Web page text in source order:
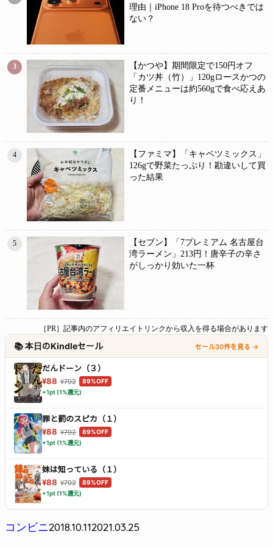
理由｜iPhone 18 Proを待つべきでは
ない？
3
【かつや】期間限定で150円オフ
「カツ丼（竹）」120gロースかつの
定番メニューは約560gで食べ応えあ
り！
4
【ファミマ】「キャベツミックス」
126gで野菜たっぷり！勘違いして買
った結果
5
【セブン】「7プレミアム 名古屋台
湾ラーメン」213円！唐辛子の辛さ
がしっかり効いた一杯
［PR］記事内のアフィリエイトリンクから収入を得る場合があります
📚 本日のKindleセール セール30件を見る →
だんドーン（３）
¥88 ¥792
89%OFF
+1pt (1%還元)
罪と罰のスピカ（１）
¥88 ¥792
89%OFF
+1pt (1%還元)
妹は知っている（１）
¥88 ¥792
89%OFF
+1pt (1%還元)
コンビニ2018.10.112021.03.25